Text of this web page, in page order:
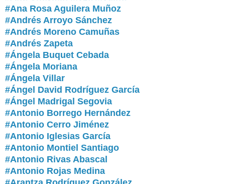
#Ana Rosa Aguilera Muñoz
#Andrés Arroyo Sánchez
#Andrés Moreno Camuñas
#Andrés Zapeta
#Ángela Buquet Cebada
#Ángela Moriana
#Ángela Villar
#Ángel David Rodríguez García
#Ángel Madrigal Segovia
#Antonio Borrego Hernández
#Antonio Cerro Jiménez
#Antonio Iglesias García
#Antonio Montiel Santiago
#Antonio Rivas Abascal
#Antonio Rojas Medina